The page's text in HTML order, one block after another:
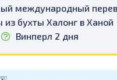
международный
из бухты Халонг в Ханой
Винперл 2 дня